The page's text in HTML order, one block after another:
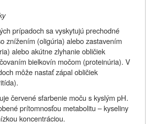
prípadoch sa vyskytujú prechodné
znížením (oligúria) alebo zastavením
alebo akútne zlyhanie obličiek
bielkovín močom (proteinúria). V
môže nastať zápal obličiek
červené sfarbenie moču s kyslým pH.
prítomnosťou metabolitu – kyseliny
koncentráciou.